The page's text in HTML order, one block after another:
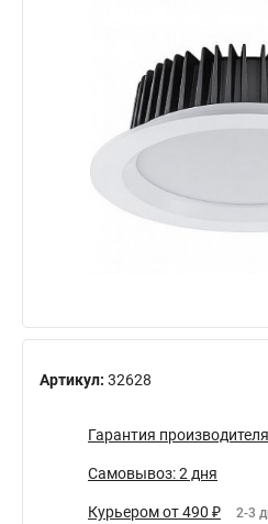
Артикул: 32628
Гарантия
Самовывоз: 2 дня
Курьером от 490 ₽ 2-3